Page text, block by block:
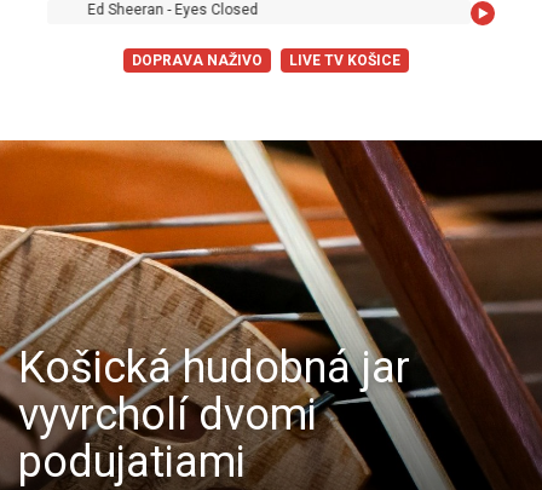
Ed Sheeran - Eyes Closed
DOPRAVA NAŽIVO LIVE TV KOŠICE
Košická hudobná jar
vyvrcholí dvomi
podujatiami